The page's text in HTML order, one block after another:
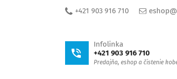
+421 903 916 710
Infolinka
+421 903 916 710
Predajňa, eshop a čistenie